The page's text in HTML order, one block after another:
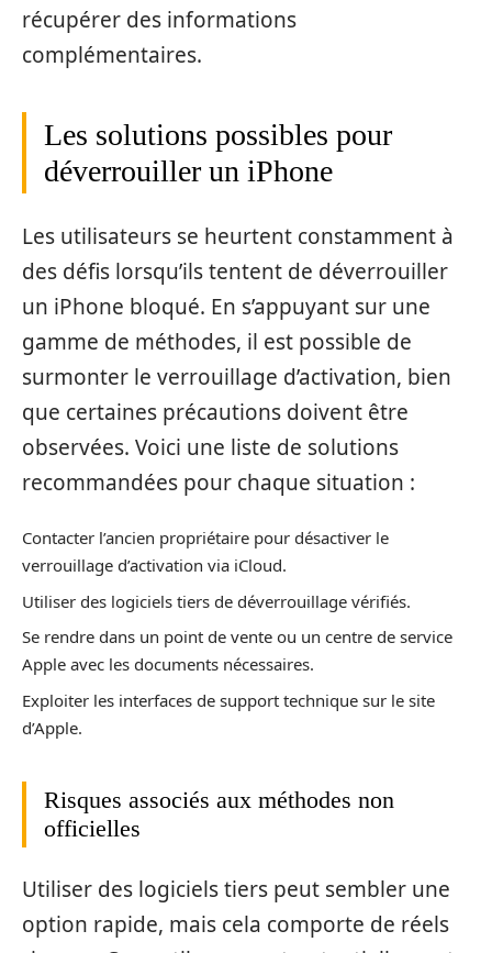
récupérer des informations
complémentaires.
Les solutions possibles pour
déverrouiller un iPhone
Les utilisateurs se heurtent constamment à
des défis lorsqu’ils tentent de déverrouiller
un iPhone bloqué. En s’appuyant sur une
gamme de méthodes, il est possible de
surmonter le verrouillage d’activation, bien
que certaines précautions doivent être
observées. Voici une liste de solutions
recommandées pour chaque situation :
Contacter l’ancien propriétaire pour désactiver le
verrouillage d’activation via iCloud.
Utiliser des logiciels tiers de déverrouillage vérifiés.
Se rendre dans un point de vente ou un centre de service
Apple avec les documents nécessaires.
Exploiter les interfaces de support technique sur le site
d’Apple.
Risques associés aux méthodes non
officielles
Utiliser des logiciels tiers peut sembler une
option rapide, mais cela comporte de réels